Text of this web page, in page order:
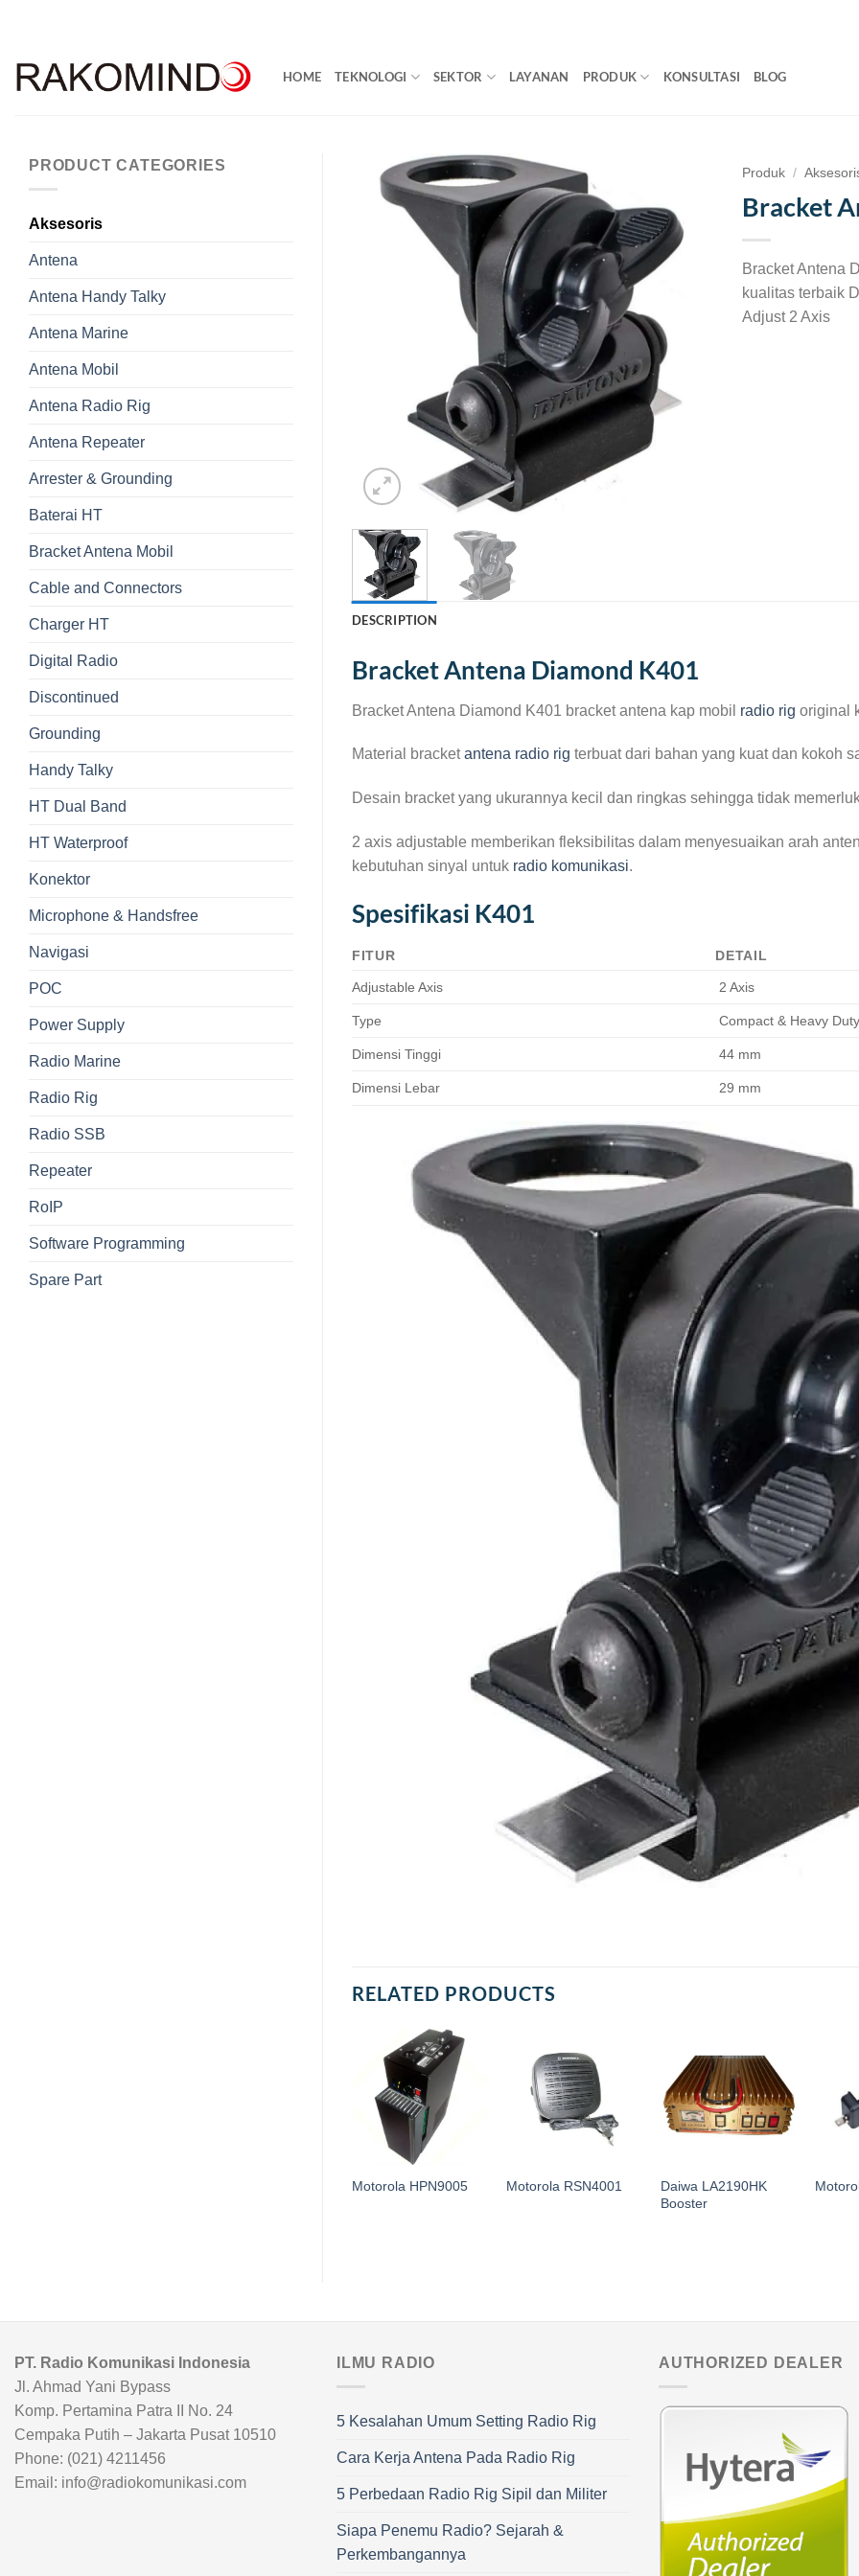
HOME TEKNOLOGI SEKTOR LAYANAN PRODUK KONSULTASI BLOG
PRODUCT CATEGORIES
Aksesoris
Antena
Antena Handy Talky
Antena Marine
Antena Mobil
Antena Radio Rig
Antena Repeater
Arrester & Grounding
Baterai HT
Bracket Antena Mobil
Cable and Connectors
Charger HT
Digital Radio
Discontinued
Grounding
Handy Talky
HT Dual Band
HT Waterproof
Konektor
Microphone & Handsfree
Navigasi
POC
Power Supply
Radio Marine
Radio Rig
Radio SSB
Repeater
RoIP
Software Programming
Spare Part
Produk /
Bracket
Bracket Antena
kualitas terbaik
Adjust 2 Axis
DESCRIPTION
Bracket Antena Diamond K401
Bracket Antena Diamond K401 bracket antena kap mobil radio rig original
Material bracketantena radio rig terbuat dari bahan yang kuat dan kokoh
Desain bracket yang ukurannya kecil dan ringkas sehingga tidak
2 axis adjustable memberikan fleksibilitas dalam menyesuaikan arah
kebutuhan sinyal untuk radio komunikasi.
Spesifikasi K401
FITUR DETAIL
Adjustable Axis 2 Axis
Type Compact & Heavy
Dimensi Tinggi 44 mm
Dimensi Lebar 29 mm
RELATED PRODUCTS
Motorola HPN9005 Motorola RSN4001
Daiwa LA2190HK
Booster
PT. Radio Komunikasi Indonesia
Jl. Ahmad Yani Bypass
Komp. Pertamina Patra II No. 24
Cempaka Putih – Jakarta Pusat 10510
Phone: (021) 4211456
Email: info@radiokomunikasi.com
ILMU RADIO
5 Kesalahan Umum Setting Radio Rig
Cara Kerja Antena Pada Radio Rig
5 Perbedaan Radio Rig Sipil dan Militer
Siapa Penemu Radio? Sejarah &
Perkembangannya
AUTHORIZED DEALER